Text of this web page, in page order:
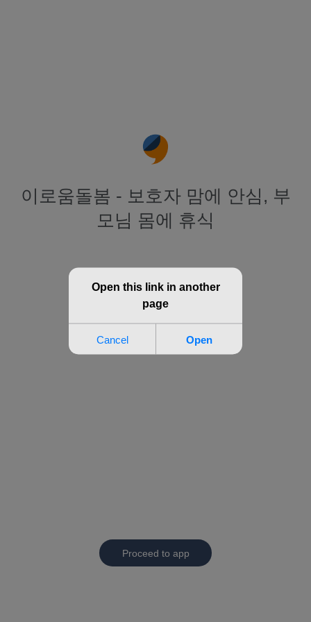
이로움돌봄 - 보호자 맘에 안심, 부
모님 몸에 휴식
Proceed to app